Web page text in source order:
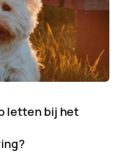
letten bij het